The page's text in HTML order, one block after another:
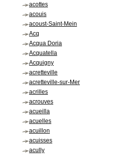
acottes
acouis
acoust-Saint-Mein
Acq
Acqua Doria
Acquatella
Acquigny
acretteville
acretteville-sur-Mer
acrilles
acrouves
acueilla
acuelles
acuillon
acuisses
acully